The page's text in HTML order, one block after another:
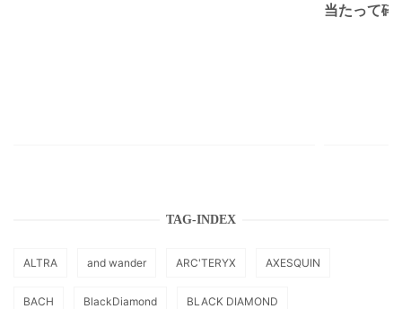
当たって砕
TAG-INDEX
ALTRA and wander ARC'TERYX AXESQUIN
BACH BlackDiamond BLACK DIAMOND